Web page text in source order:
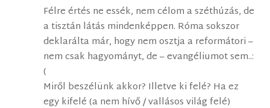
Félre értés ne essék, nem célom a széthúzás, de
a tisztán látás mindenképpen. Róma sokszor
deklarálta már, hogy nem osztja a reformátori –
nem csak hagyományt, de – evangéliumot sem..:
(
Miről beszélünk akkor? Illetve ki felé? Ha ez
egy kifelé (a nem hívő / vallásos világ felé)